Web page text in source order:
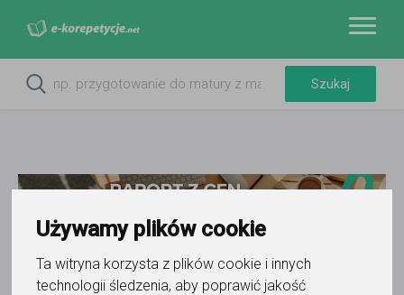
Używamy plików cookie
Ta witryna korzysta z plików cookie i innych
technologii śledzenia, aby poprawić jakość